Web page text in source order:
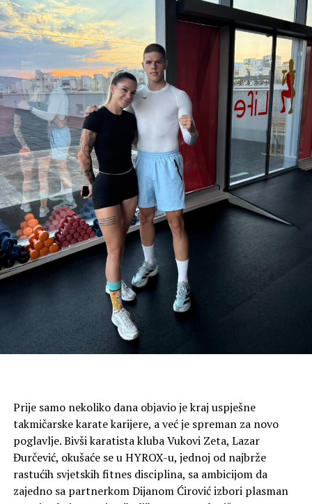
Prije samo nekoliko dana objavio je kraj uspješne
takmičarske karate karijere, a već je spreman za novo
poglavlje. Bivši karatista kluba Vukovi Zeta, Lazar
Đurčević, okušaće se u HYROX-u, jednoj od najbrže
rastućih svjetskih fitnes disciplina, sa ambicijom da
zajedno sa partnerkom Dijanom Ćirović izbori plasman